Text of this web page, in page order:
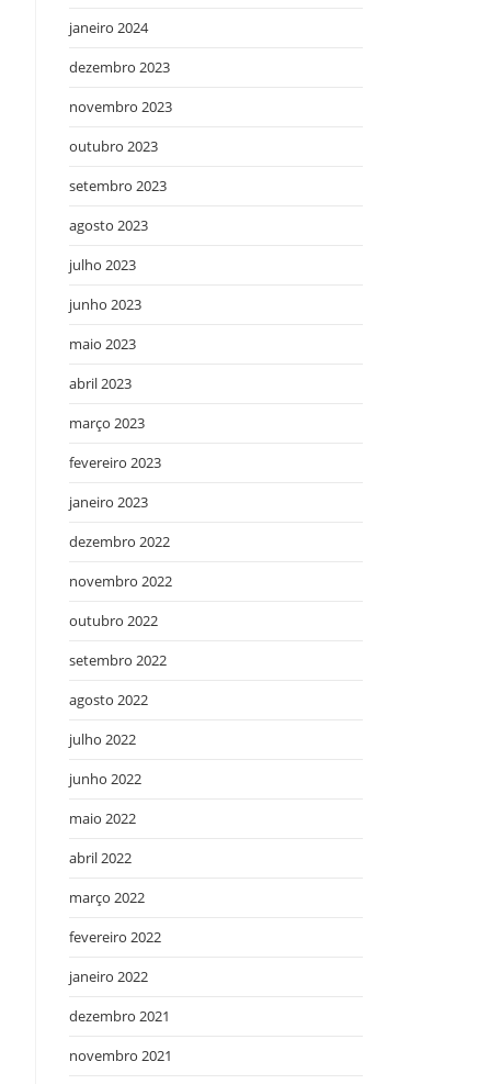
janeiro 2024
dezembro 2023
novembro 2023
outubro 2023
setembro 2023
agosto 2023
julho 2023
junho 2023
maio 2023
abril 2023
março 2023
fevereiro 2023
janeiro 2023
dezembro 2022
novembro 2022
outubro 2022
setembro 2022
agosto 2022
julho 2022
junho 2022
maio 2022
abril 2022
março 2022
fevereiro 2022
janeiro 2022
dezembro 2021
novembro 2021